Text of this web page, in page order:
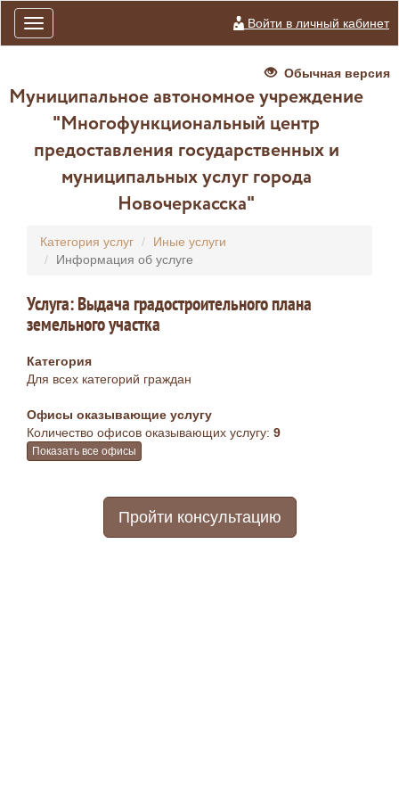
Toggle
navigation
Войти в личный кабинет
Обычная версия
Муниципальное автономное учреждение
"Многофункциональный центр
предоставления государственных и
муниципальных услуг города
Новочеркасска"
Категория услуг
Иные услуги
Информация об услуге
Услуга: Выдача градостроительного плана
земельного участка
Категория
Для всех категорий граждан
Офисы оказывающие услугу
Количество офисов оказывающих услугу: 9
Показать все офисы
Пройти консультацию